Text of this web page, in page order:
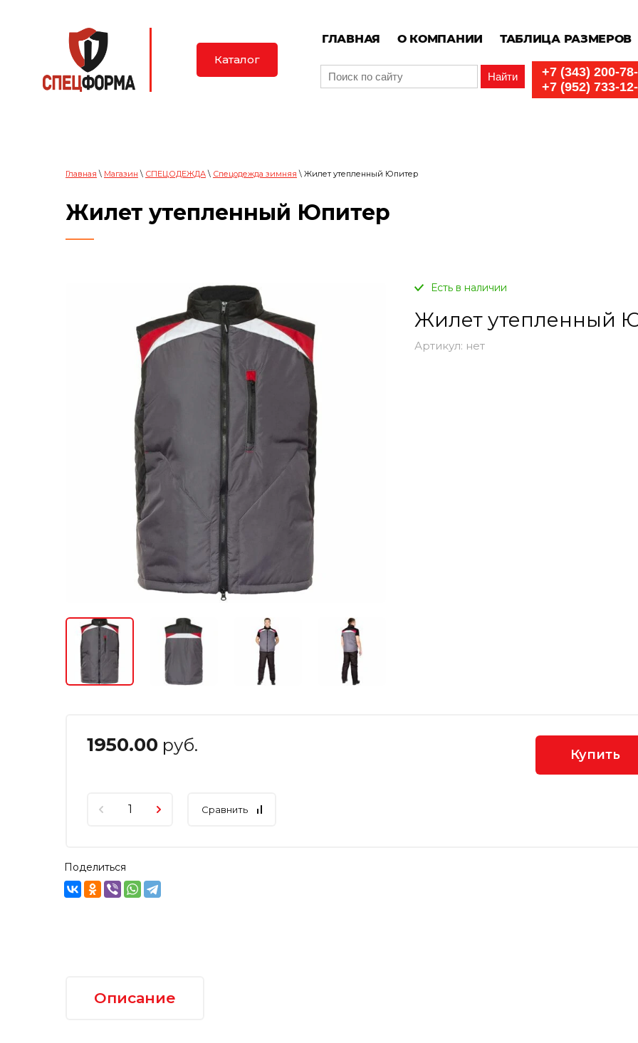
Каталог
ГЛАВНАЯ О КОМПАНИИ ТАБЛИЦА РАЗМЕРОВ
+7 (343) 200-
+7 (952) 733-
Главная \ Магазин \ СПЕЦОДЕЖДА \ Спецодежда зимняя \ Жилет утепленный Юпитер
Жилет утепленный Юпитер
Есть в наличии
Жилет утепленный
Артикул: нет
1950.00 руб. Купить
Сравнить
Поделиться
Описание